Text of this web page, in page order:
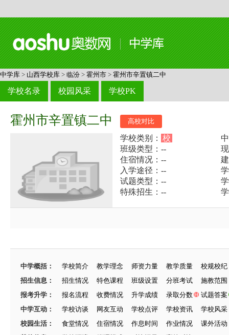
中学库 > 山西学校库 > 临汾 > 霍州市 > 霍州市辛置镇二中
学校名录 校园风采 学校PK
霍州市辛置镇二中 高校对比
学校类别： 校
班级类型：--
住宿情况：--
入学途径：--
试题类型：--
特殊招生：--
中学概括： 学校简介 教学理念 师资力量 教学质量
校规校纪
招生信息：
招生情况 特色课程 班级设置 分班考试
施教范围
报考升学：
报名流程 收费情况 升学成绩 录取分数
试题答案
中学互动：
学校访谈 网友互动 学校点评 学校资讯
学校风采
校园生活：
食堂情况 住宿情况 作息时间 作业情况
课外活动